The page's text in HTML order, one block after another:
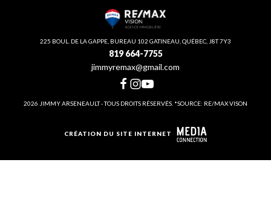
225 BOUL. DE LA GAPPE, BUREAU 102 GATINEAU, QUÉBEC, J8T 7Y3
819 664-7755
jimmyremax@gmail.com
2026 JIMMY ARSENEAULT - TOUS DROITS RÉSERVÉS. *SOURCE: RE/MAX VISON
CRÉATION DU SITE INTERNET